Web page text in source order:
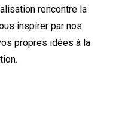
rencontre la
inspirer par nos
propres idées à la